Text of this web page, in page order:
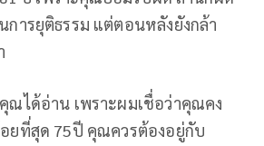
การยุติธรรม แต่ตอนหลังยังกล้า
ณได้อ่าน เพราะผมเชื่อว่าคุณคง
ยที่สุด 75ปี คุณควรต้องอยู่กับ